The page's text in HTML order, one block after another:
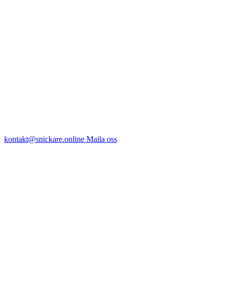
kontakt@snickare.online Maila oss